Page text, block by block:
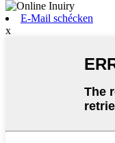
E-Mail schécken
x